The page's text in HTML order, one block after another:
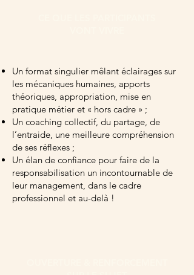
Un format singulier mêlant éclairages sur
les mécaniques humaines, apports
théoriques, appropriation, mise en
pratique métier et « hors cadre » ;
Un coaching collectif, du partage, de
l’entraide, une meilleure compréhension
de ses réflexes ;
Un élan de confiance pour faire de la
responsabilisation un incontournable de
leur management, dans le cadre
professionnel et au-delà !